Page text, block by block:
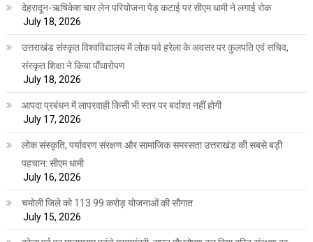
देहरादून-ऋषिकेश चार लेन परियोजना पेड़ कटाई पर सीएम धामी ने लगाई रोक
July 18, 2026
उत्तराखंड संस्कृत विश्वविद्यालय में लोक पर्व हरेला के अवसर पर कुलपति एवं सचिव,
संस्कृत शिक्षा ने किया पौंधारोपण
July 18, 2026
आपदा प्रबंधन में लापरवाही किसी भी स्तर पर बर्दाश्त नहीं होगी
July 17, 2026
लोक संस्कृति, पर्यावरण संरक्षण और सामाजिक समरसता उत्तराखंड की सबसे बड़ी
पहचान: सीएम धामी
July 16, 2026
चमोली जिले को 113.99 करोड़ योजनाओं की सौगात
July 15, 2026